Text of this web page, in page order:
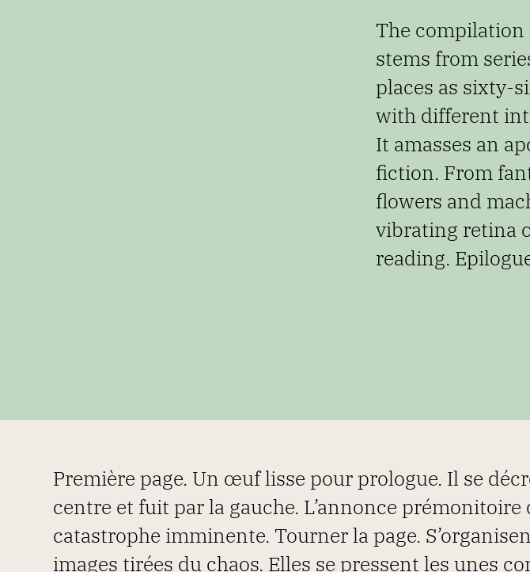
The compilation
stems from
places as sixty-
with different
It amasses an
fiction. From
flowers and
vibrating retina
reading.
Première page. Un œuf lisse pour prologue. Il se
centre et fuit par la gauche. L’annonce prémonitoire
catastrophe imminente. Tourner la page.
images tirées du chaos. Elles se pressent les unes